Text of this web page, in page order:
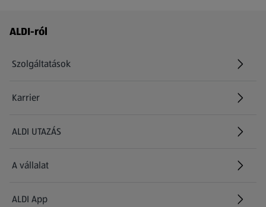
Láblécmenü - további linkek
ALDI-ról
Szolgáltatások
Karrier
(új oldalon nyílik meg)
ALDI UTAZÁS
(új oldalon nyílik meg)
A vállalat
ALDI App